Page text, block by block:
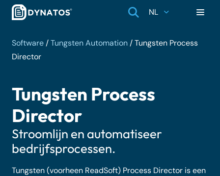
NL
Software /Tungsten Automation /Tungsten Process
Director
Tungsten Process
Director
Stroomlijn en automatiseer
bedrijfsprocessen.
Tungsten (voorheen ReadSoft) Process Director is een